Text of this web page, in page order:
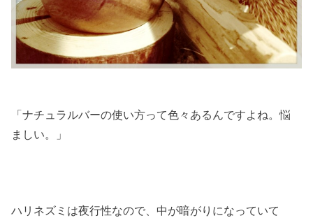
「ナチュラルバーの使い方って色々あるんですよね。悩
ましい。」
ハリネズミは夜行性なので、中が暗がりになっていて